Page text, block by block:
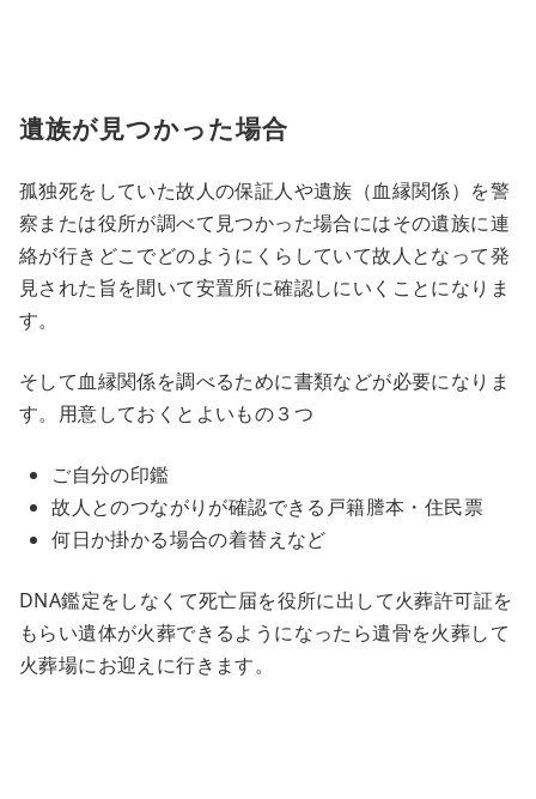
遺族が見つかった場合
孤独死をしていた故人の保証人や遺族（血縁関係）を警
察または役所が調べて見つかった場合にはその遺族に連
絡が行きどこでどのようにくらしていて故人となって発
見された旨を聞いて安置所に確認しにいくことになりま
す。
そして血縁関係を調べるために書類などが必要になりま
す。用意しておくとよいもの３つ
ご自分の印鑑
故人とのつながりが確認できる戸籍謄本・住民票
何日か掛かる場合の着替えなど
DNA鑑定をしなくて死亡届を役所に出して火葬許可証を
もらい遺体が火葬できるようになったら遺骨を火葬して
火葬場にお迎えに行きます。